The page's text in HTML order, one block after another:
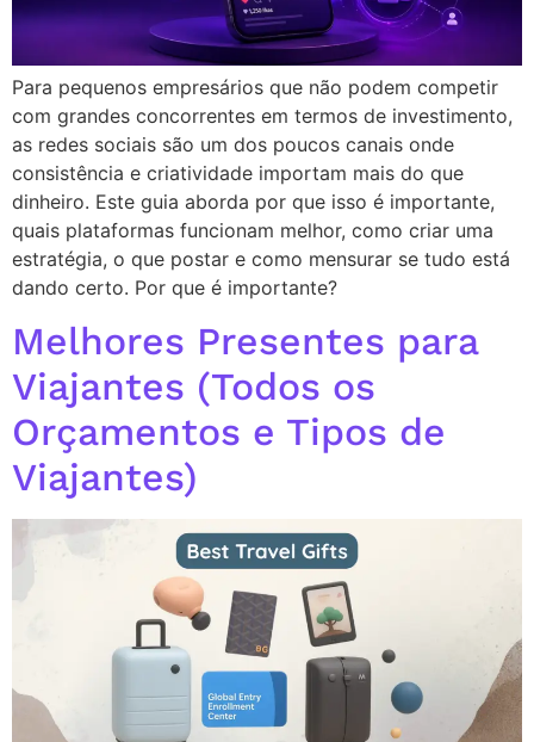
Para pequenos empresários que não podem competir
com grandes concorrentes em termos de investimento,
as redes sociais são um dos poucos canais onde
consistência e criatividade importam mais do que
dinheiro. Este guia aborda por que isso é importante,
quais plataformas funcionam melhor, como criar uma
estratégia, o que postar e como mensurar se tudo está
dando certo. Por que é importante?
Melhores Presentes para
Viajantes (Todos os
Orçamentos e Tipos de
Viajantes)